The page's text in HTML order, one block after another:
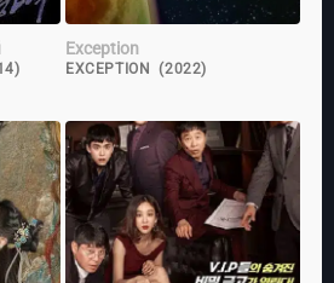
Exception
EXCEPTION (2022)